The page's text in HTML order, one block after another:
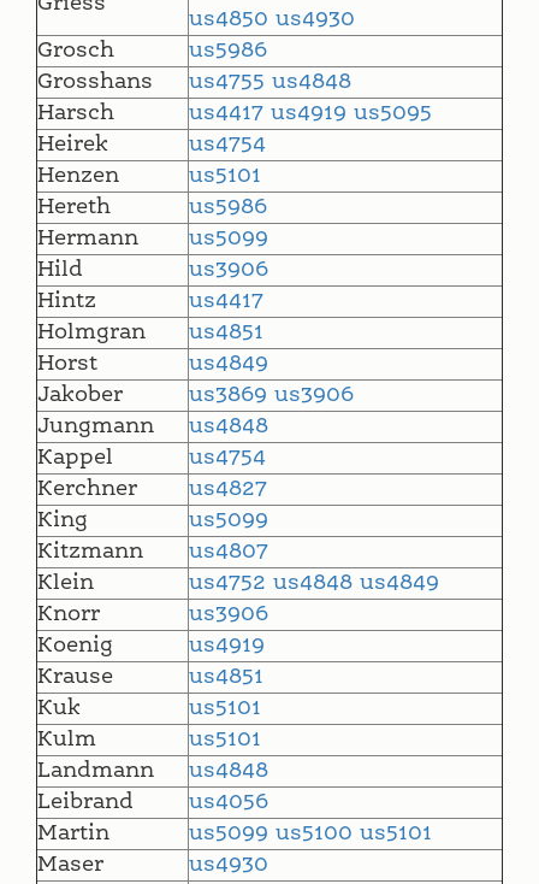
us4850 us4930
Grosch
us5986
Grosshans
us4755 us4848
Harsch
us4417 us4919 us5095
Heirek
us4754
Henzen
us5101
Hereth
us5986
Hermann
us5099
Hild
us3906
Hintz
us4417
Holmgran
us4851
Horst
us4849
Jakober
us3869 us3906
Jungmann
us4848
Kappel
us4754
Kerchner
us4827
King
us5099
Kitzmann
us4807
Klein
us4752 us4848 us4849
Knorr
us3906
Koenig
us4919
Krause
us4851
Kuk
us5101
Kulm
us5101
Landmann
us4848
Leibrand
us4056
Martin
us5099 us5100 us5101
Maser
us4930